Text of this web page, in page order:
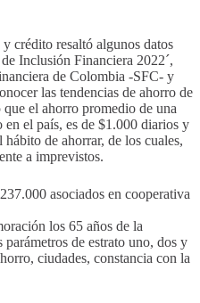
crédito resaltó algunos datos
Inclusión Financiera 2022´,
de Colombia -SFC- y
las tendencias de ahorro de
el ahorro promedio de una
el país, es de $1.000 diarios y
de ahorrar, de los cuales,
a imprevistos.
asociados en cooperativa
los 65 años de la
de estrato uno, dos y
ciudades, constancia con la